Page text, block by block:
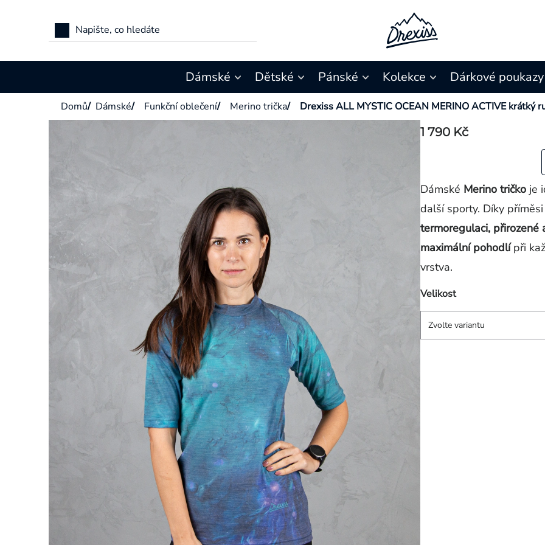
Dámské Dětské Pánské Kolekce Dárkové poukazy
Domů/ Dámské/ Funkční oblečení/ Merino trička/ Drexiss ALL MYSTIC OCEAN MERINO ACTIVE krátký
1 790 Kč
Velikost
Dámské Merino tričko je
další sporty. Díky
termoregulaci,
maximální pohodlípři
vrstva.